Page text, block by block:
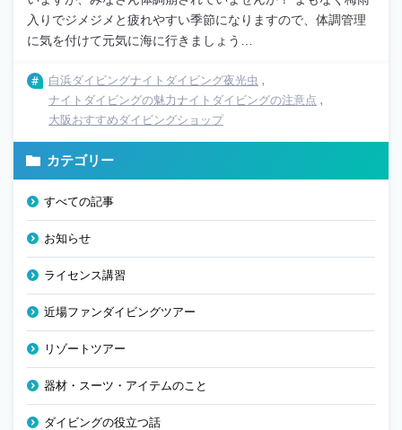
入りでジメジメと疲れやすい季節になりますので、体調管理
に気を付けて元気に海に行きましょう…
白浜ダイビングナイトダイビング夜光虫
ナイトダイビングの魅力ナイトダイビングの注意点
大阪おすすめダイビングショップ
カテゴリー
すべての記事
お知らせ
ライセンス講習
近場ファンダイビングツアー
リゾートツアー
器材・スーツ・アイテムのこと
ダイビングの役立つ話